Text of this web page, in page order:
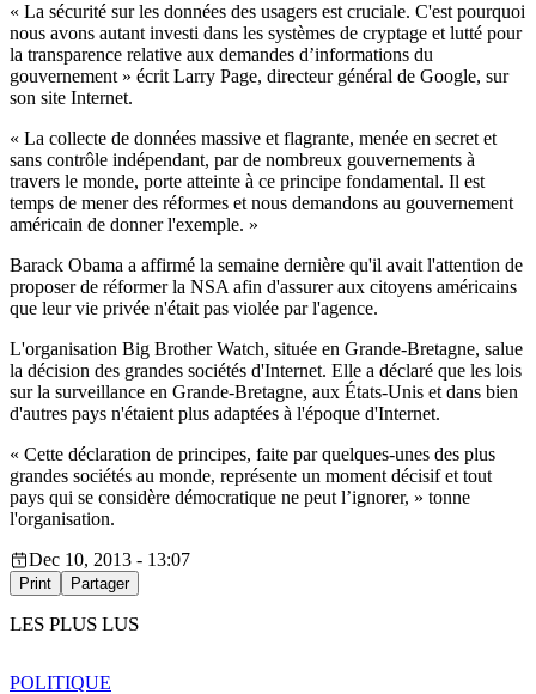
« La sécurité sur les données des usagers est cruciale. C'est pourquoi
nous avons autant investi dans les systèmes de cryptage et lutté pour
la transparence relative aux demandes d’informations du
gouvernement » écrit Larry Page, directeur général de Google, sur
son site Internet.
« La collecte de données massive et flagrante, menée en secret et
sans contrôle indépendant, par de nombreux gouvernements à
travers le monde, porte atteinte à ce principe fondamental. Il est
temps de mener des réformes et nous demandons au gouvernement
américain de donner l'exemple. »
Barack Obama a affirmé la semaine dernière qu'il avait l'attention de
proposer de réformer la NSA afin d'assurer aux citoyens américains
que leur vie privée n'était pas violée par l'agence.
L'organisation Big Brother Watch, située en Grande-Bretagne, salue
la décision des grandes sociétés d'Internet. Elle a déclaré que les lois
sur la surveillance en Grande-Bretagne, aux États-Unis et dans bien
d'autres pays n'étaient plus adaptées à l'époque d'Internet.
« Cette déclaration de principes, faite par quelques-unes des plus
grandes sociétés au monde, représente un moment décisif et tout
pays qui se considère démocratique ne peut l’ignorer, » tonne
l'organisation.
Dec 10, 2013 - 13:07
Print Partager
LES PLUS LUS
POLITIQUE